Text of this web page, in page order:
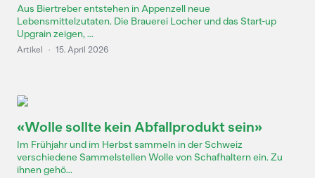
Aus Biertreber entstehen in Appenzell neue
Lebensmittelzutaten. Die Brauerei Locher und das Start-up
Upgrain zeigen, ...
Artikel · 15. April 2026
«Wolle sollte kein Abfallprodukt sein»
Im Frühjahr und im Herbst sammeln in der Schweiz
verschiedene Sammelstellen Wolle von Schafhaltern ein. Zu
ihnen gehö...